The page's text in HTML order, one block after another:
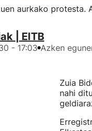
aurkako protesta.
| EITB
- 17:03 Azken
Zuia
nahi